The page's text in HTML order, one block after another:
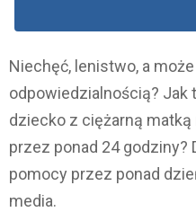
Niechęć, lenistwo, a
odpowiedzialnością? Jak
dziecko z ciężarną
przez ponad 24 godziny?
pomocy przez ponad
media.